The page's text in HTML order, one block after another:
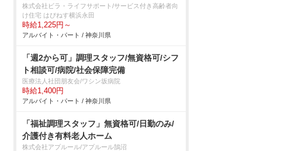
株式会社ビラ・ライフサポート/サービス付き高齢者向
け住宅 はぴねす横浜永田
時給1,225円～
アルバイト・パート / 神奈川県
「週2から可」調理スタッフ/無資格可/シフ
ト相談可/病院/社会保障完備
医療法人社団朋友会/ワシン坂病院
時給1,400円
アルバイト・パート / 神奈川県
「福祉調理スタッフ」無資格可/日勤のみ/
介護付き有料老人ホーム
株式会社アプルール/アプルール鵠沼